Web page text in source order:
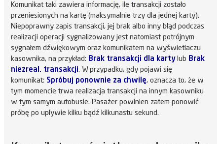
Komunikat taki zawiera informację, ile transakcji zostało
przeniesionych na kartę (maksymalnie trzy dla jednej karty).
Niepoprawny zapis transakcji, jej brak albo inny błąd podczas
realizacji operacji sygnalizowany jest natomiast potrójnym
sygnałem dźwiękowym oraz komunikatem na wyświetlaczu
kasownika, na przykład: Brak transakcji dla kartylub Brak
niezreal. transakcji. W przypadku, gdy pojawi się
komunikat: Spróbuj ponownie za chwilę, oznacza to, że w
tym momencie trwa realizacja transakcji na innym kasowniku
w tym samym autobusie. Pasażer powinien zatem ponowić
próbę po upływie kilku bądź kilkunastu sekund.